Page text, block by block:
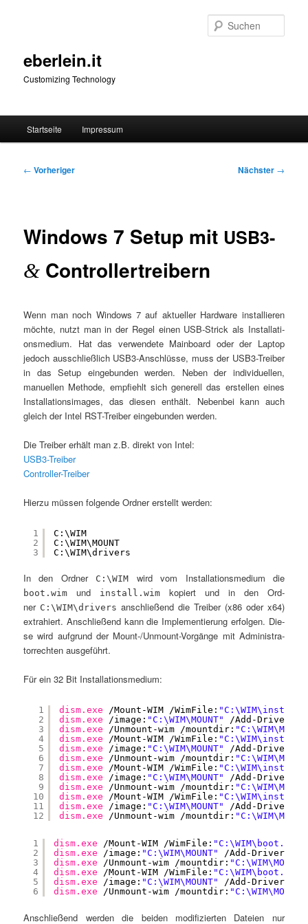
eberlein.it
Customizing Technology
Startseite Impressum
Beitragsnavigation
← Vorheriger Nächster →
Windows 7 Setup mit USB3-
& Controllertreibern
Wenn man noch Win­dows 7 auf aktu­el­ler Hard­ware instal­lie­ren
möch­te, nutzt man in der Regel einen USB-Strick als Instal­la­ti­
ons­me­di­um. Hat das ver­wen­de­te Main­board oder der Lap­top
jedoch aus­schließ­lich USB3-Anschlüs­se, muss der USB3-Trei­ber
in das Set­up ein­ge­bun­den wer­den. Neben der indi­vi­du­el­len,
manu­el­len Metho­de, emp­fiehlt sich gene­rell das erstel­len eines
Instal­la­ti­ons­images, das die­sen ent­hält. Neben­bei kann auch
gleich der Intel RST-Trei­ber ein­ge­bun­den werden.
Die Trei­ber erhält man z.B. direkt von Intel:
USB3-Trei­ber
Con­trol­ler-Trei­ber
Hier­zu müs­sen fol­gen­de Ord­ner erstellt werden:
1
2
3
C:\WIM
C:\WIM\MOUNT
C:\WIM\drivers
In den Ord­ner C:\WIM wird vom Instal­la­ti­ons­me­di­um die
boot.wim und install.wim
kopiert und in den Ord­
ner C:\WIM\drivers anschlie­ßend die Trei­ber (x86 oder x64)
extra­hiert. Anschlie­ßend kann die Imple­men­tie­rung erfol­gen. Die­
se wird auf­grund der Mount-/Un­mount-Vor­gän­ge mit Admi­nis­tra­
tor­rech­ten ausgeführt.
Für ein 32 Bit Installationsmedium:
1
2
3
4
5
6
7
8
9
10
11
12
dism.exe /Mount-WIM /WimFile:
dism.exe /image: "C:\WIM\MOUNT"
/Add-Driver /
dism.exe /Unmount-wim /mountdir:
dism.exe /Mount-WIM /WimFile:
dism.exe /image: "C:\WIM\MOUNT"
/Add-Driver /
dism.exe /Unmount-wim /mountdir:
dism.exe /Mount-WIM /WimFile:
dism.exe /image: "C:\WIM\MOUNT"
/Add-Driver /
dism.exe /Unmount-wim /mountdir:
dism.exe /Mount-WIM /WimFile:
dism.exe /image: "C:\WIM\MOUNT"
/Add-Driver /
dism.exe /Unmount-wim /mountdir:
1
2
3
4
5
6
dism.exe /Mount-WIM /WimFile: "C:\WIM\boot.wim"
dism.exe /image: "C:\WIM\MOUNT"
/Add-Driver /
dism.exe /Unmount-wim /mountdir: "C:\WIM\MOUNT"
dism.exe /Mount-WIM /WimFile: "C:\WIM\boot.wim"
dism.exe /image: "C:\WIM\MOUNT"
/Add-Driver /
dism.exe /Unmount-wim /mountdir: "C:\WIM\MOUNT"
Anschlie­ßend wer­den die bei­den modi­fi­zier­ten Datei­en nur